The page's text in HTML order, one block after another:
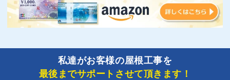
私達がお客様の屋根工事を
最後までサポートさせて頂きます！